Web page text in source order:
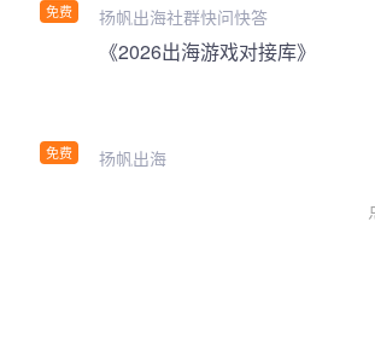
免费 扬帆出海社群快问快答
免费
《2026出海游戏对接库》
扬帆出海